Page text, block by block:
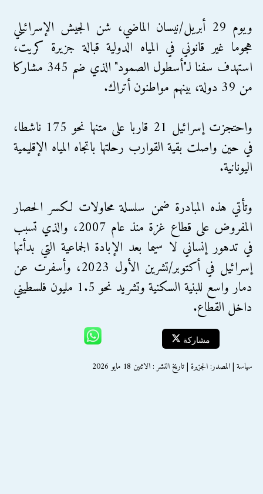
ويوم 29 أبريل/نيسان الماضي، شن الجيش الإسرائيلي
هجوما غير قانوني في المياه الدولية قبالة جزيرة كريت،
استهدف سفنا لـ"أسطول الصمود" الذي ضم 345 مشاركا
من 39 دولة، بينهم مواطنون أتراك.
واحتجزت إسرائيل 21 قاربا على متنها نحو 175 ناشطا،
في حين واصلت بقية القوارب رحلتها باتجاه المياه الإقليمية
اليونانية.
وتأتي هذه المبادرة ضمن سلسلة محاولات لكسر الحصار
المفروض على قطاع غزة منذ عام 2007، والذي تسبب
في تدهور إنساني لا سيما بعد الإبادة الجماعية التي بدأتها
إسرائيل في أكتوبر/تشرين الأول 2023، وأسفرت عن
دمار واسع للبنية السكنية وتشريد نحو 1.5 مليون فلسطيني
داخل القطاع.
مشاركة
سياسة | المصدر: الجزيرة | تاريخ النشر : الاثنين 18 مايو 2026